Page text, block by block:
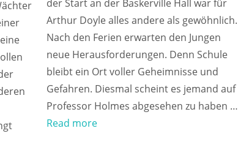
der Start an der Baskerville Hall war für
Arthur Doyle alles andere als gewöhnlich.
Nach den Ferien erwarten den Jungen
neue Herausforderungen. Denn Schule
bleibt ein Ort voller Geheimnisse und
Gefahren. Diesmal scheint es jemand auf
Professor Holmes abgesehen zu haben …
Read more